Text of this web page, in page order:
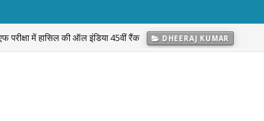
परीक्षा में हासिल की ऑल इंडिया 45वीं रैंक DHEERAJ KUMAR
नफरत नहीं, Love और अपनत्व से नशे के खिलाफ सामाजिक मुहिम